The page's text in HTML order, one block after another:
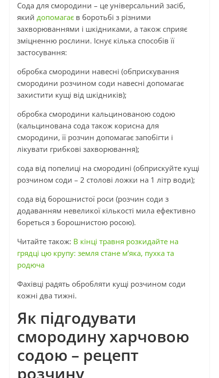
Сода для смородини – це універсальний засіб,
який допомагає в боротьбі з різними
захворюваннями і шкідниками, а також сприяє
зміцненню рослини. Існує кілька способів її
застосування:
обробка смородини навесні (обприскування
смородини розчином соди навесні допомагає
захистити кущі від шкідників);
обробка смородини кальцинованою содою
(кальцинована сода також корисна для
смородини, її розчин допомагає запобігти і
лікувати грибкові захворювання);
сода від попелиці на смородині (обприскуйте кущі
розчином соди – 2 столові ложки на 1 літр води);
сода від борошнистої роси (розчин соди з
додаванням невеликої кількості мила ефективно
бореться з борошнистою росою).
Читайте також: В кінці травня розкидайте на
грядці цю крупу: земля стане м’яка, пухка та
родюча
Фахівці радять обробляти кущі розчином соди
кожні два тижні.
Як підгодувати
смородину харчовою
содою – рецепт
розчину